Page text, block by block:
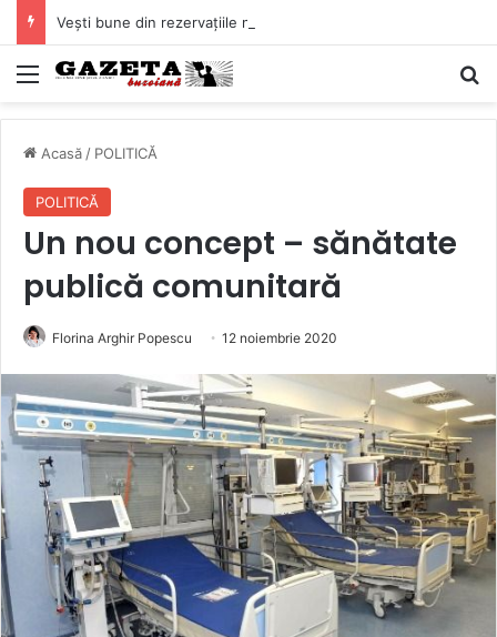
Mediu
Acasă / POLITICĂ
POLITICĂ
Un nou concept – sănătate
publică comunitară
Florina Arghir Popescu 12 noiembrie 2020